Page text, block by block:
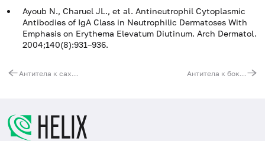
Ayoub N., Charuel JL., et al. Antineutrophil Cytoplasmic
Antibodies of IgA Class in Neutrophilic Dermatoses With
Emphasis on Erythema Elevatum Diutinum. Arch Dermatol.
2004;140(8):931–936.
Антитела к сахаромицетам (Sacchаromyces cerevisiae), (ASCA, IgA) Антитела к бокаловидным клеткам кишечника, IgG